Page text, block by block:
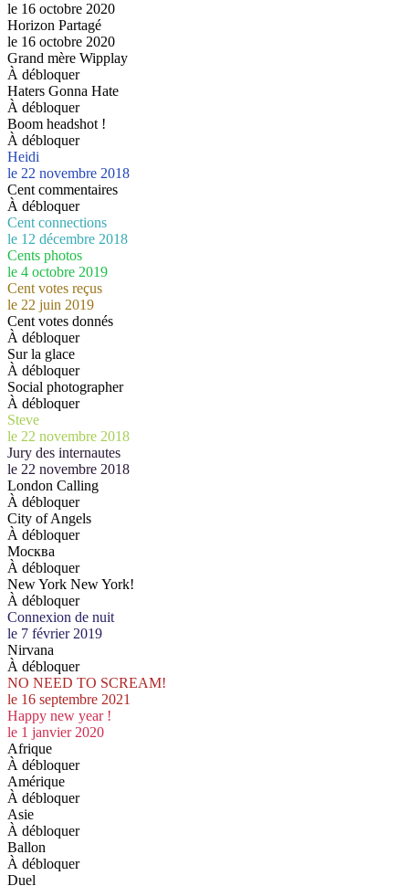
le 16 octobre 2020
Horizon Partagé
le 16 octobre 2020
Grand mère Wipplay
À débloquer
Haters Gonna Hate
À débloquer
Boom headshot !
À débloquer
Heidi
le 22 novembre 2018
Cent commentaires
À débloquer
Cent connections
le 12 décembre 2018
Cents photos
le 4 octobre 2019
Cent votes reçus
le 22 juin 2019
Cent votes donnés
À débloquer
Sur la glace
À débloquer
Social photographer
À débloquer
Steve
le 22 novembre 2018
Jury des internautes
le 22 novembre 2018
London Calling
À débloquer
City of Angels
À débloquer
Москва
À débloquer
New York New York!
À débloquer
Connexion de nuit
le 7 février 2019
Nirvana
À débloquer
NO NEED TO SCREAM!
le 16 septembre 2021
Happy new year !
le 1 janvier 2020
Afrique
À débloquer
Amérique
À débloquer
Asie
À débloquer
Ballon
À débloquer
Duel